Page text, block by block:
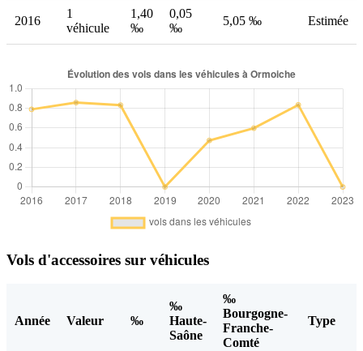
2016
1
véhicule
1,40
‰
0,05
‰
5,05 ‰ Estimée
Vols d'accessoires sur véhicules
Année Valeur ‰
‰
Haute-
Saône
‰
Bourgogne-
Franche-
Comté
Type